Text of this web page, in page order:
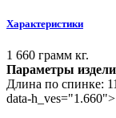
Характеристики
1 660 грамм кг.
Параметры
Длина по спинке:
data-h_ves="1.660">